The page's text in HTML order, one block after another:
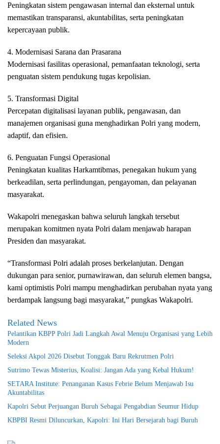
Peningkatan sistem pengawasan internal dan eksternal untuk
memastikan transparansi, akuntabilitas, serta peningkatan
kepercayaan publik.
4. Modernisasi Sarana dan Prasarana
Modernisasi fasilitas operasional, pemanfaatan teknologi, serta
penguatan sistem pendukung tugas kepolisian.
5. Transformasi Digital
Percepatan digitalisasi layanan publik, pengawasan, dan
manajemen organisasi guna menghadirkan Polri yang modern,
adaptif, dan efisien.
6. Penguatan Fungsi Operasional
Peningkatan kualitas Harkamtibmas, penegakan hukum yang
berkeadilan, serta perlindungan, pengayoman, dan pelayanan
masyarakat.
Wakapolri menegaskan bahwa seluruh langkah tersebut
merupakan komitmen nyata Polri dalam menjawab harapan
Presiden dan masyarakat.
“Transformasi Polri adalah proses berkelanjutan. Dengan
dukungan para senior, purnawirawan, dan seluruh elemen bangsa,
kami optimistis Polri mampu menghadirkan perubahan nyata yang
berdampak langsung bagi masyarakat,” pungkas Wakapolri.
Related News
Pelantikan KBPP Polri Jadi Langkah Awal Menuju Organisasi yang Lebih
Modern
Seleksi Akpol 2026 Disebut Tonggak Baru Rekrutmen Polri
Sutrimo Tewas Misterius, Koalisi: Jangan Ada yang Kebal Hukum!
SETARA Institute: Penanganan Kasus Febrie Belum Menjawab Isu
Akuntabilitas
Kapolri Sebut Perjuangan Buruh Sebagai Pengabdian Seumur Hidup
KBPBI Resmi Diluncurkan, Kapolri: Ini Hari Bersejarah bagi Buruh